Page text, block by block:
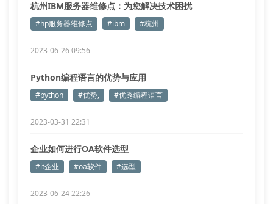
杭州IBM服务器维修点：为您解决技术困扰
#hp服务器维修点 #ibm #杭州
2023-06-26 09:56
Python编程语言的优势与应用
#python #优势, #优秀编程语言
2023-03-31 22:31
企业如何进行OA软件选型
#it企业 #oa软件 #选型
2023-06-24 22:26